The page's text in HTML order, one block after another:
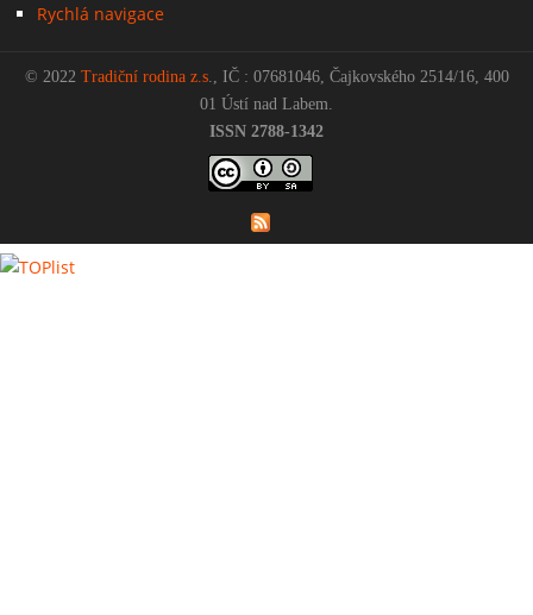
Rychlá navigace
© 2022 Tradiční rodina z.s., IČ : 07681046, Čajkovského 2514/16, 400
01 Ústí nad Labem.
ISSN 2788-1342